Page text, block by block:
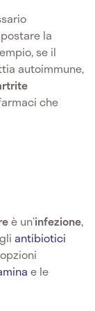
la
se il
autoimmune,
che
è un’infezione,
antibiotici
e le